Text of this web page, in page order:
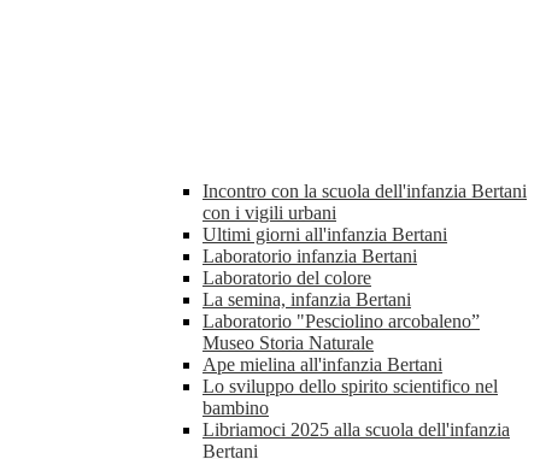
Incontro con la scuola dell'infanzia Bertani
con i vigili urbani
Ultimi giorni all'infanzia Bertani
Laboratorio infanzia Bertani
Laboratorio del colore
La semina, infanzia Bertani
Laboratorio "Pesciolino arcobaleno”
Museo Storia Naturale
Ape mielina all'infanzia Bertani
Lo sviluppo dello spirito scientifico nel
bambino
Libriamoci 2025 alla scuola dell'infanzia
Bertani